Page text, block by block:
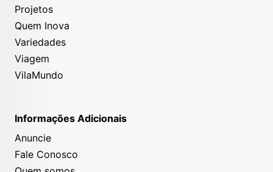
Projetos
Quem Inova
Variedades
Viagem
VilaMundo
Informações Adicionais
Anuncie
Fale Conosco